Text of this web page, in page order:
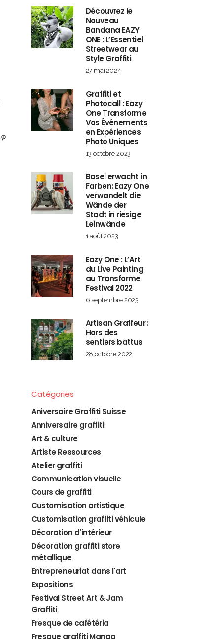
Découvrez le
Nouveau
Bandana EAZY
ONE : L’Essentiel
Streetwear au
Style Graffiti
27 mai 2024
Graffiti et
Photocall : Eazy
One Transforme
Vos Événements
en Expériences
Photo Uniques
13 octobre 2023
Basel erwacht in
Farben: Eazy One
verwandelt die
Wände der
Stadt in riesige
Leinwände
1 août 2023
Eazy One : L’Art
du Live Painting
au Transforme
Festival 2022
6 septembre 2023
Artisan Graffeur :
Hors des
sentiers battus
28 octobre 2022
Catégories
Aniversaire Graffiti Suisse
Anniversaire graffiti
Art & culture
Artiste Ressources
Atelier graffiti
Communication visuelle
Cours de graffiti
Customisation artistique
Customisation graffiti véhicule
Décoration d'intérieur
Décoration graffiti store
métallique
Entrepreneuriat dans l'art
Expositions
Festival Street Art & Jam
Graffiti
Fresque de cafétéria
Fresque graffiti Manga